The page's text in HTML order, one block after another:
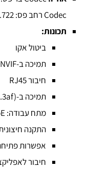
Codec רחב פס: G.722
תכונות:
ביטול אקו
תמיכה ב-ONVIF
חיבור RJ45
תמיכה ב-PoE (802.3af)
מתח עבודה: 12VDC/PoE
התקנה
אפשרות
חיבור